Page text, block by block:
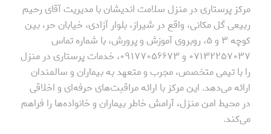
مرکز پرستاری در منزل سلامت اندیشان با مدیریت آقای رحیم
ربیعی گل مکانی، واقع در شیراز، بلوار آزادی، خیابان حر، بین
کوچه ۳ و ۵، روبروی آموزش و پرورش، با شماره تماس
۰۷۱۳۲۲۵۷۰۳۷ و ۰۹۱۷۷۰۵۶۶۷۳، خدمات پرستاری در منزل
را با تیمی متخصص، مجرب و متعهد به بیماران و سالمندان
ارائه می‌دهد. این مرکز با ارائه مراقبت‌های حرفه‌ای و اخلاقی
در محیط امن منزل، آرامش خاطر بیماران و خانواده‌ها را فراهم
می‌کند.